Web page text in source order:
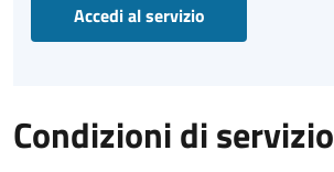
Accedi al servizio
Condizioni di servizio